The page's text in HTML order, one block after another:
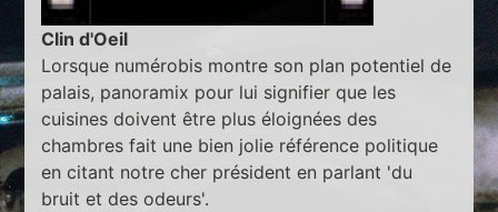
Clin d'Oeil
Lorsque numérobis montre son plan potentiel de
palais, panoramix pour lui signifier que les
cuisines doivent être plus éloignées des
chambres fait une bien jolie référence politique
en citant notre cher président en parlant 'du
bruit et des odeurs'.